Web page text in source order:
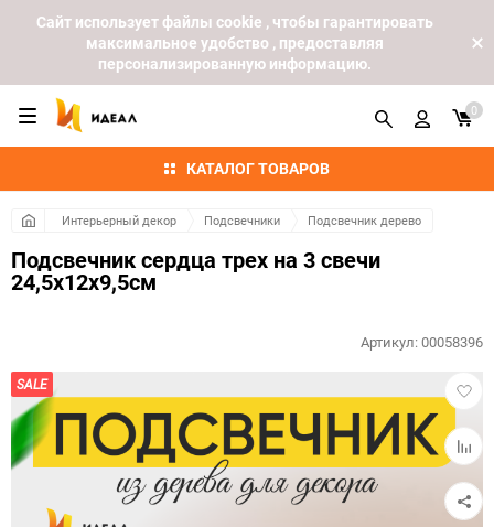
Cайт использует файлы cookie , чтобы гарантировать
максимальное удобство , предоставляя
персонализированную информацию.
КАТАЛОГ ТОВАРОВ
0
Интерьерный декор Подсвечники Подсвечник дерево
Подсвечник сердца трех на 3 свечи
24,5х12х9,5см
SALE
в
к
Артикул:00058396